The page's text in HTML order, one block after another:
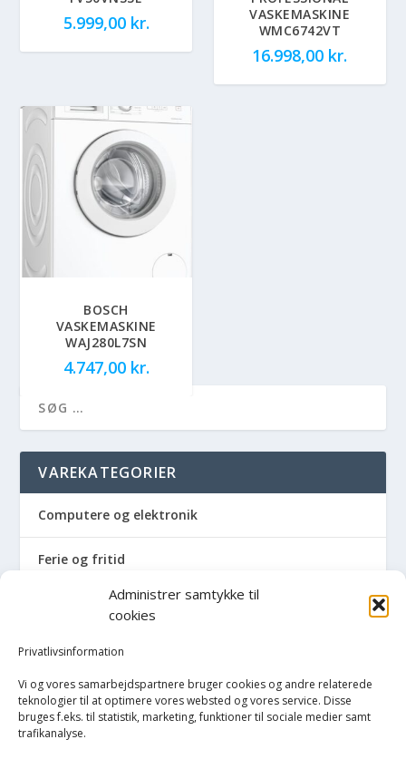
Administrer samtykke til
cookies
Privatlivsinformation
Vi og vores samarbejdspartnere bruger cookies og andre relaterede
teknologier til at optimere vores websted og vores service. Disse
bruges f.eks. til statistik, marketing, funktioner til sociale medier samt
trafikanalyse.
5.999,00 kr.
VASKEMASKINE
WMC6742VT
16.998,00 kr.
BOSCH
VASKEMASKINE
WAJ280L7SN
4.747,00 kr.
VAREKATEGORIER
Computere og elektronik
Ferie og fritid
Hus og have
Havemaskiner
Hvidevarer
Køkken